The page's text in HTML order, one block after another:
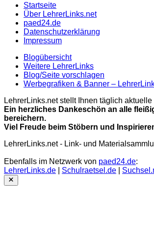
Startseite
Über LehrerLinks.net
paed24.de
Datenschutzerklärung
Impressum
Blogübersicht
Weitere LehrerLinks
Blog/Seite vorschlagen
Werbegrafiken & Banner –
LehrerLinks.net stellt Ihnen täglich
Ein herzliches Dankeschön an alle
bereichern.
Viel Freude beim Stöbern und
LehrerLinks.net - Link- und
Ebenfalls im Netzwerk von paed24.de:
LehrerLinks.de
Schulraetsel.de
Close